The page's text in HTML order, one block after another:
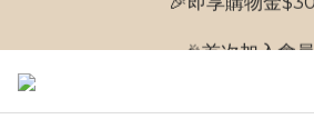
🎉首次加入會員